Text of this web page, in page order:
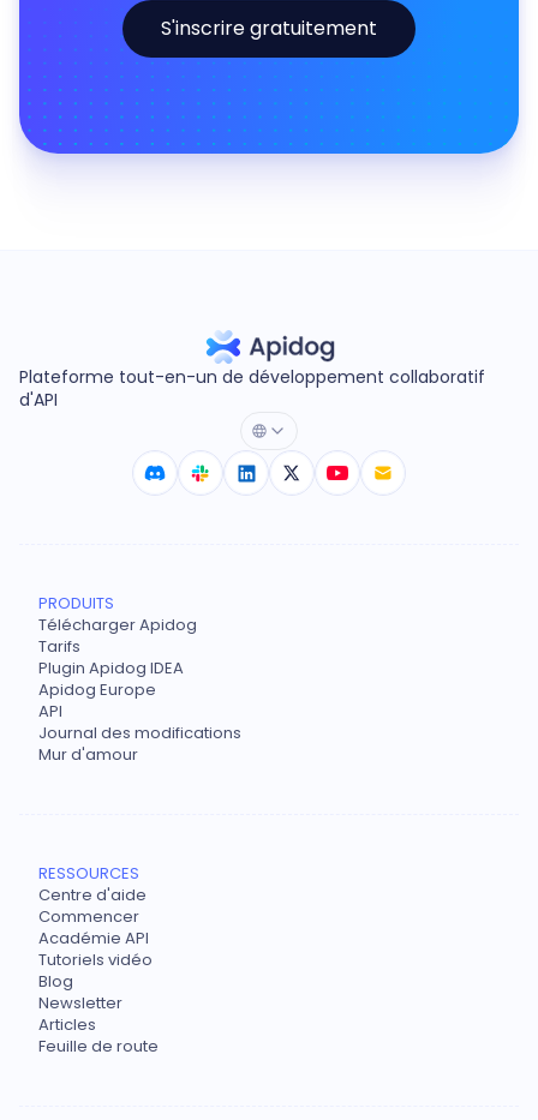
S'inscrire gratuitement
Plateforme tout-en-un de développement collaboratif
d'API
PRODUITS
Télécharger Apidog
Tarifs
Plugin Apidog IDEA
Apidog Europe
API
Journal des modifications
Mur d'amour
RESSOURCES
Centre d'aide
Commencer
Académie API
Tutoriels vidéo
Blog
Newsletter
Articles
Feuille de route